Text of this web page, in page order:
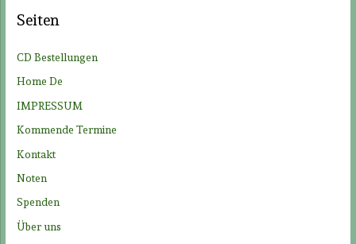
n
h
:
Seiten
CD Bestellungen
Home De
IMPRESSUM
Kommende Termine
Kontakt
Noten
Spenden
Über uns